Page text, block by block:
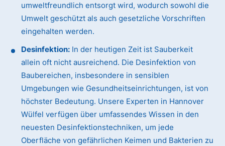
umweltfreundlich entsorgt wird, wodurch sowohl die
Umwelt geschützt als auch gesetzliche Vorschriften
eingehalten werden.
Desinfektion: In der heutigen Zeit ist Sauberkeit
allein oft nicht ausreichend. Die Desinfektion von
Baubereichen, insbesondere in sensiblen
Umgebungen wie Gesundheitseinrichtungen, ist von
höchster Bedeutung. Unsere Experten in Hannover
Wülfel verfügen über umfassendes Wissen in den
neuesten Desinfektionstechniken, um jede
Oberfläche von gefährlichen Keimen und Bakterien zu